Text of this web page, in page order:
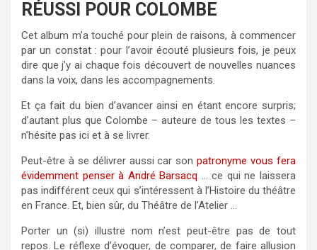
RÉUSSI POUR COLOMBE
Cet album m’a touché pour plein de raisons, à commencer
par un constat : pour l’avoir écouté plusieurs fois, je peux
dire que j’y ai chaque fois découvert de nouvelles nuances
dans la voix, dans les accompagnements.
Et ça fait du bien d’avancer ainsi en étant encore surpris;
d’autant plus que Colombe – auteure de tous les textes –
n’hésite pas ici et à se livrer.
Peut-être à se délivrer aussi car sonpatronyme vous fera
évidemment penser à André Barsacq … ce qui ne laissera
pas indifférent ceux qui s’intéressent à l’Histoire du théâtre
en France. Et, bien sûr, du Théâtre de l’Atelier …
Porter un (si) illustre nom n’est peut-être pas de tout
repos. Le réflexe d’évoquer, de comparer, de faire allusion